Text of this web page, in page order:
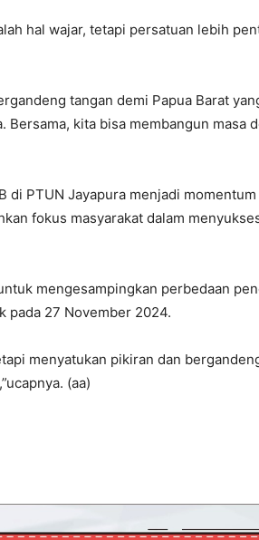
hal wajar, tetapi persatuan lebih
tangan demi Papua Barat
Bersama, kita bisa membangun masa
di PTUN Jayapura menjadi
fokus masyarakat dalam
mengesampingkan perbedaan
pada 27 November 2024.
menyatukan pikiran dan
(aa)